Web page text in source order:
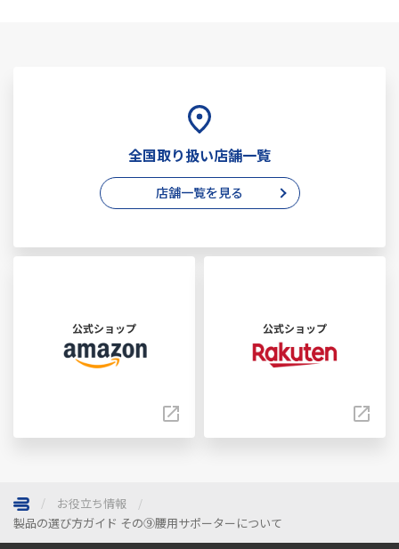
全国取り扱い店舗一覧
店舗一覧を見る
公式ショップ 公式ショップ
お役立ち情報
製品の選び方ガイド その⑨腰用サポーターについて